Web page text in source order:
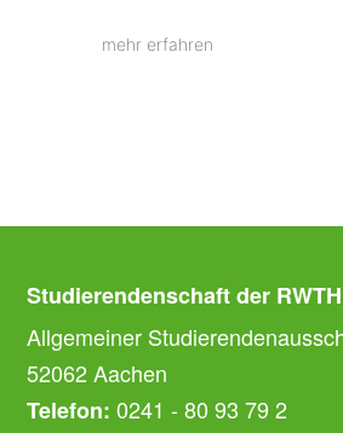
mehr erfahren
Studierendenschaft der
Allgemeiner
52062 Aachen
Telefon: 0241 - 80 93 79 2